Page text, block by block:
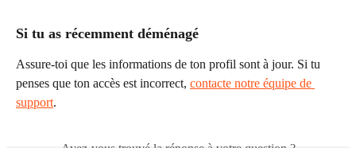
Si tu as récemment déménagé
Assure-toi que les informations de ton profil sont à jour. Si tu
penses que ton accès est incorrect, contacte notre équipe de
support.